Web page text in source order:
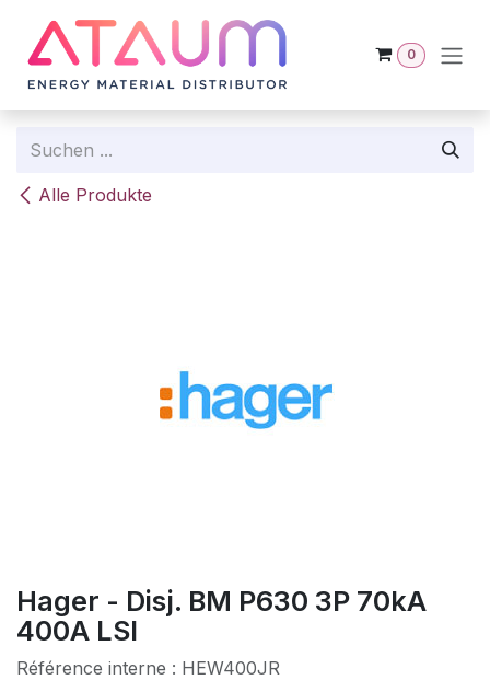
0
Alle Produkte
Hager - Disj. BM P630 3P 70kA
400A LSI
Référence interne : HEW400JR